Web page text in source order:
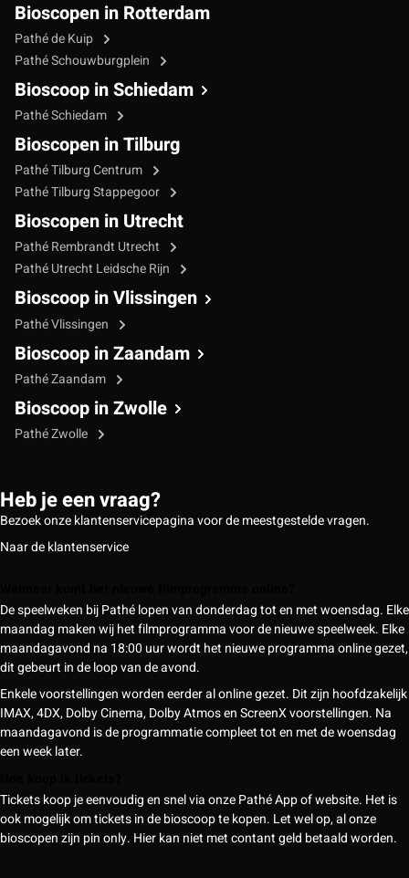
Bioscopen in Rotterdam
Pathé de Kuip
Pathé Schouwburgplein
Bioscoop in Schiedam
Pathé Schiedam
Bioscopen in Tilburg
Pathé Tilburg Centrum
Pathé Tilburg Stappegoor
Bioscopen in Utrecht
Pathé Rembrandt Utrecht
Pathé Utrecht Leidsche Rijn
Bioscoop in Vlissingen
Pathé Vlissingen
Bioscoop in Zaandam
Pathé Zaandam
Bioscoop in Zwolle
Pathé Zwolle
Heb je een vraag?
Bezoek onze klantenservicepagina voor de meestgestelde vragen.
Naar de klantenservice
De speelweken bij Pathé lopen van donderdag tot en met woensdag. Elke
maandag maken wij het filmprogramma voor de nieuwe speelweek. Elke
maandagavond na 18:00 uur wordt het nieuwe programma online gezet,
dit gebeurt in de loop van de avond.
Enkele voorstellingen worden eerder al online gezet. Dit zijn hoofdzakelijk
IMAX, 4DX, Dolby Cinema, Dolby Atmos en ScreenX voorstellingen. Na
maandagavond is de programmatie compleet tot en met de woensdag
een week later.
Tickets koop je eenvoudig en snel via onze Pathé App of website. Het is
ook mogelijk om tickets in de bioscoop te kopen. Let wel op, al onze
bioscopen zijn pin only. Hier kan niet met contant geld betaald worden.